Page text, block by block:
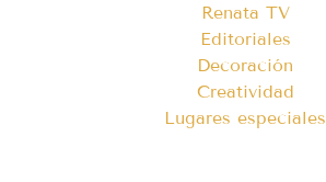
Renata TV
Editoriales
Decoración
Creatividad
Lugares especiales